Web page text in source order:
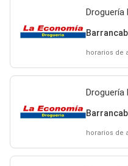
Droguería
horarios de
Droguería
horarios de